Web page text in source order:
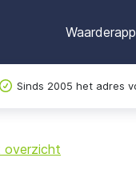
Sinds 2005 het adres
overzicht